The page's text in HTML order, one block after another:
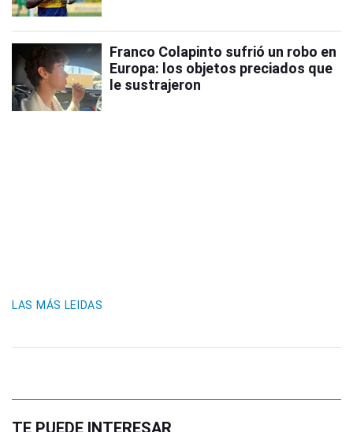
Franco Colapinto sufrió un robo en
Europa: los objetos preciados que
le sustrajeron
LAS MÁS LEIDAS
TE PUEDE INTERESAR